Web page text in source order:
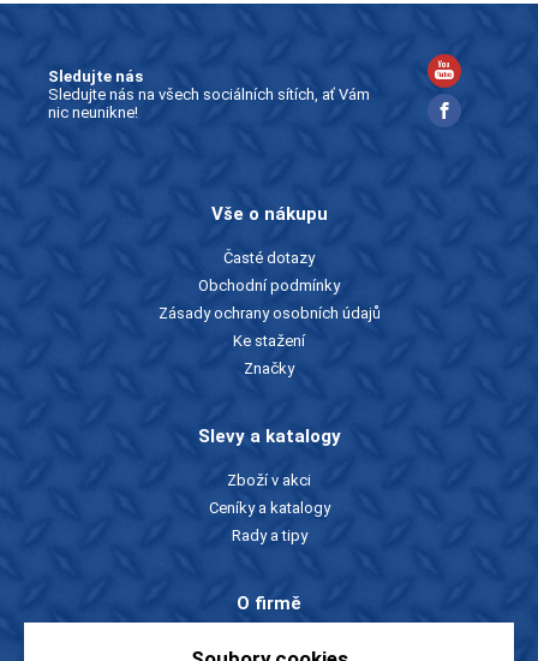
Sledujte nás
Sledujte nás na všech sociálních sítích, ať Vám
nic neunikne!
Vše o nákupu
Časté dotazy
Obchodní podmínky
Zásady ochrany osobních údajů
Ke stažení
Značky
Slevy a katalogy
Zboží v akci
Ceníky a katalogy
Rady a tipy
O firmě